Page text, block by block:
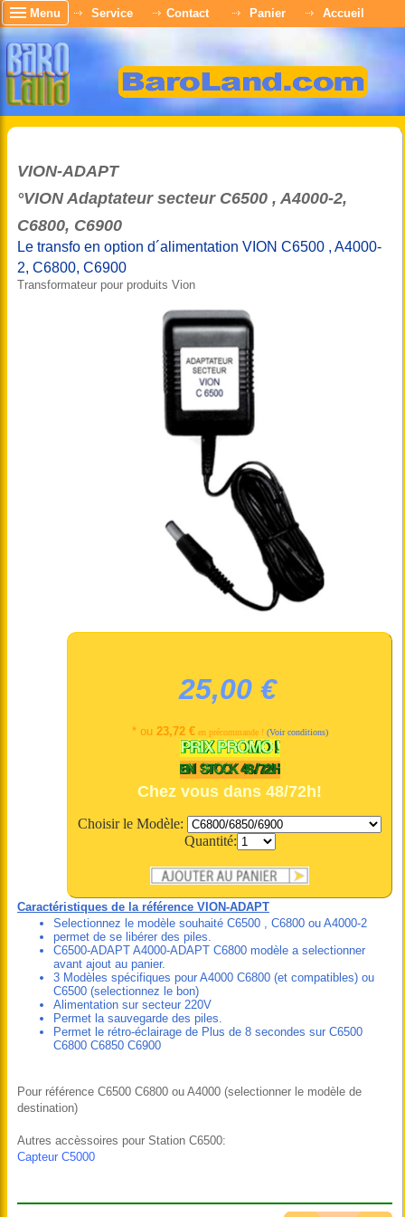
Menu Service Contact Panier Accueil
VION-ADAPT
°VION Adaptateur secteur C6500 , A4000-2,
C6800, C6900
Le transfo en option d´alimentation VION C6500 , A4000-
2, C6800, C6900
Transformateur pour produits Vion
25,00 €
* ou 23,72 €en précommande ! (Voir conditions)
Chez vous dans 48/72h!
Choisir le Modèle:
Quantité:
Caractéristiques de la référence VION-ADAPT
Selectionnez le modèle souhaité C6500 , C6800 ou A4000-2
permet de se libérer des piles.
C6500-ADAPT A4000-ADAPT C6800 modèle a selectionner
avant ajout au panier.
3 Modèles spécifiques pour A4000 C6800 (et compatibles) ou
C6500 (selectionnez le bon)
Alimentation sur secteur 220V
Permet la sauvegarde des piles.
Permet le rétro-éclairage de Plus de 8 secondes sur C6500
C6800 C6850 C6900
Pour référence C6500 C6800 ou A4000 (selectionner le modèle de
destination)
Autres accèssoires pour Station C6500:
Capteur C5000